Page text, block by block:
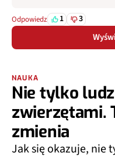
Odpowiedz 1 3
NAUKA
Nie tylko
zwierzętami.
zmienia
Jak się okazuje, nie